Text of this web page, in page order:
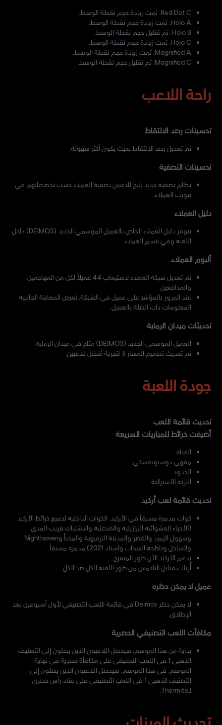
Red Dot C: تمت زيادة حجم نقطة الوسط.
Holo A: تمت زيادة حجم نقطة الوسط.
Holo B: تم تقليل حجم نقطة الوسط.
Holo C: تمت زيادة حجم نقطة الوسط.
Magnified A: تمت زيادة حجم نقطة الوسط.
Magnified C: تم تقليل حجم نقطة الوسط.
راحة اللاعب
تحسينات رصد الالتقاط
تم تعديل رصد الالتقاط بحيث يكون أكثر سهولة.
تحسينات التصفية
نظام تصفية جديد يتيح للاعبين تصفية العملاء حسب تخصصاتهم في
تبويب العملاء.
دليل العملاء
يتوفر دليل العملاء الخاص بالعميل الموسمي الجديد (DEIMOS) داخل
اللعبة وفي قسم العملاء.
ألبوم العملاء
تم تعديل شبكة العملاء لاستيعاب 44 عميلاً لكل من المهاجمين
والمدافعين.
عند المرور بالمؤشر على عميل في الشبكة، تعرض المعاينة الجانبية
المعلومات ذات الصلة بالعميل.
تحديثات ميدان الرماية
العميل الموسمي الجديد (DEIMOS) متاح في ميدان الرماية.
تم تحديث تصميم المسار 3 لتجربة أفضل للاعبين.
جودة اللعبة
تحديث قائمة اللعب
أضيفت خرائط للمباريات السريعة
القناة
مقهى دوستويفسكي
الحدود
البرية الأسترالية
تحديث قائمة لعب أركيد
كوات مدمرة مسبقاً في الأركيد. الكوات الداخلية لجميع خرائط الأركيد
(الأحياء العشوائية البرازيلية والقنصلية والاشتباك قريب المدى
وسهول الزمرد والقصر والمدينة الترفيهية والمخبأ وNighthaven
والساحل وناطحة السحاب واستاد 2021) مدمرة مسبقاً.
يدعم الأركيد الآن طور المتفرج.
أُزيلت قنابل التلامس من طور اللعبة الكل ضد الكل.
عميل لا يمكن حظره
لا يمكن حظر Deimos في قائمة اللعب التصنيفي لأول أسبوعين بعد
الإطلاق.
مكافآت اللعب التصنيفي الحصرية
بداية من هذا الموسم، سيحصل اللاعبون الذين يصلون إلى التصنيف
الذهبي 1 في اللعب التصنيفي على مكافأة حصرية في نهاية
الموسم. في هذا الموسم، سيحصل اللاعبون الذين يصلون إلى
التصنيف الذهبي 1 في اللعب التصنيفي على عتاد رأس حصري
لـThermite.